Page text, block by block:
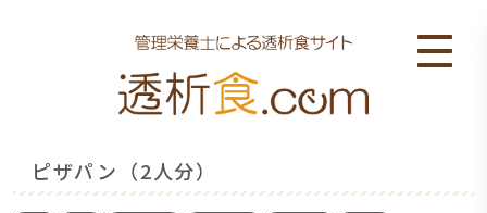
ピザパン（2人分）